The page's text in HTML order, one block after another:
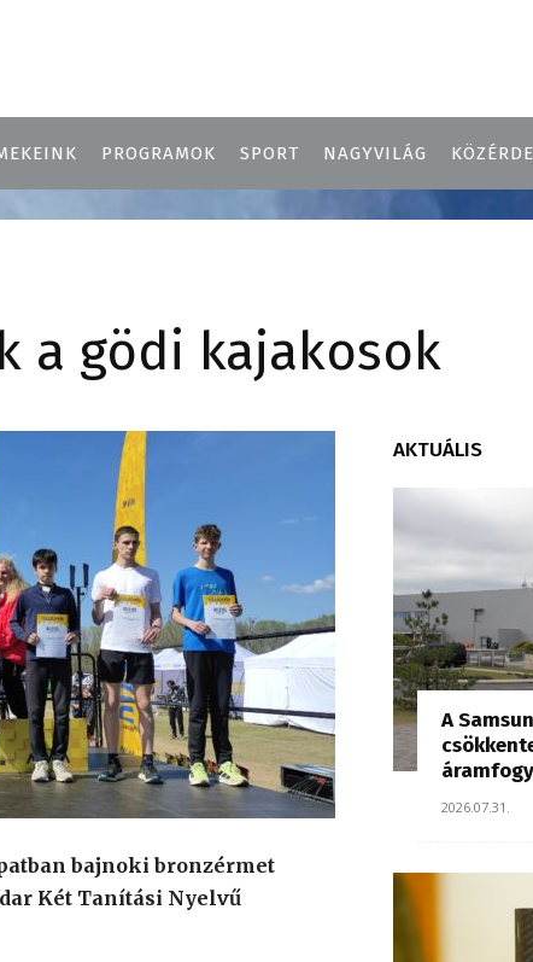
PROGRAMOK SPORT NAGYVILÁG
a gödi kajakosok
bajnoki bronzérmet
Két Tanítási Nyelvű
AKTUÁLIS
A
2026.07.31.